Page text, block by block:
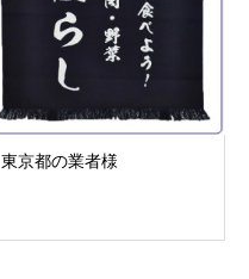
東京都の業者様